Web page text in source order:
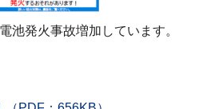
池発火事故増加しています。